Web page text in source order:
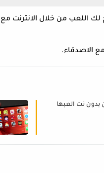
لك اللعب من خلال الانترنت
الاصدقاء.
بدون نت العبها